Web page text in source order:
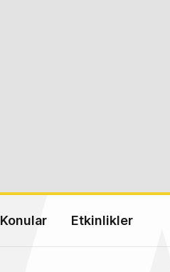
Konular Etkinlikler